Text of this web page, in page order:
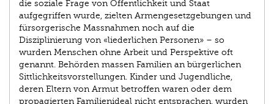
die soziale Frage von Öffentlichkeit und Staat
aufgegriffen wurde, zielten Armengesetzgebungen und
fürsorge­rische Massnahmen noch auf die
Disziplinierung von «liederlichen Personen» – so
wurden Menschen ohne Arbeit und Perspektive oft
genannt. Behörden massen Familien an bürgerlichen
Sittlichkeitsvorstellungen. Kinder und Jugendliche,
deren Eltern von Armut betroffen waren oder dem
propagierten Familienideal nicht entsprachen, wurden